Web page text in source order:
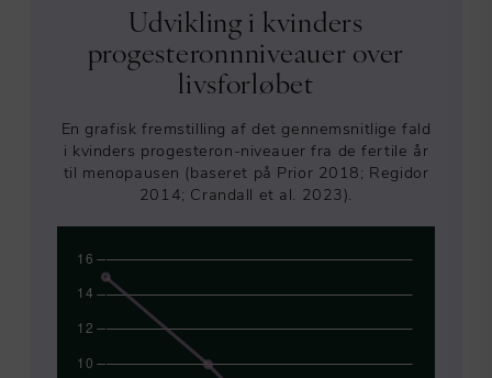
Udvikling i kvinders
progesteronnniveauer over
livsforløbet
En grafisk fremstilling af det gennemsnitlige fald
i kvinders progesteron-niveauer fra de fertile år
til menopausen (baseret på Prior 2018; Regidor
2014; Crandall et al. 2023).